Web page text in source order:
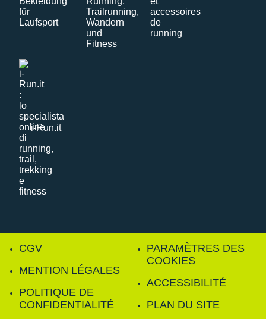
i-Run.it
CGV
MENTION LÉGALES
POLITIQUE DE
CONFIDENTIALITÉ
PARAMÈTRES DES
COOKIES
ACCESSIBILITÉ
PLAN DU SITE